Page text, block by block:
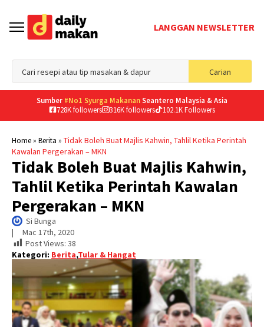
LANGGAN NEWSLETTER
Carian
for:
Sumber #No1 Syurga MakananSeantero Malaysia & Asia
728K followers
316K followers 102.1K Followers
Home» Berita » Tidak Boleh Buat Majlis Kahwin, Tahlil Ketika Perintah
Kawalan Pergerakan – MKN
Tidak Boleh Buat Majlis Kahwin,
Tahlil Ketika Perintah Kawalan
Pergerakan – MKN
Si Bunga
| Mac 17th, 2020
Post Views: 38
Kategori: Berita,Tular & Hangat